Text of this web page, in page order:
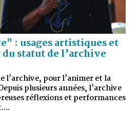
: usages artistiques et
statut de l’archive
l'archive, pour l'animer et la
plusieurs années, l'archive
réflexions et performances